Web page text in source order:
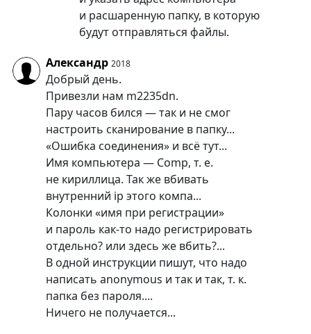
и расшаренную папку, в которую
будут отправляться файлы.
Александр 2018
Добрый день.
Привезли нам m2235dn.
Пару часов бился — так и не смог
настроить сканирование в папку...
«Ошибка соединения» и всё тут...
Имя компьютера — Comp, т. е.
не кириллица. Так же вбивать
внутренний ip этого компа...
Колонки «имя при регистрации»
и пароль как-то надо регистрировать
отдельно? или здесь же вбить?...
В одной инструкции пишут, что надо
написать anonymous и так и так, т. к.
папка без пароля....
Ничего не получается...